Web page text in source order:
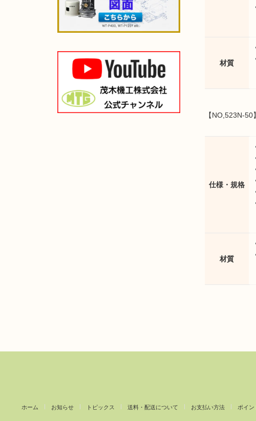
材質
【NO,523N-50】
仕様・規格
材質
ホーム お知らせ トピックス 送料・配送について お支払い方法 ポイン